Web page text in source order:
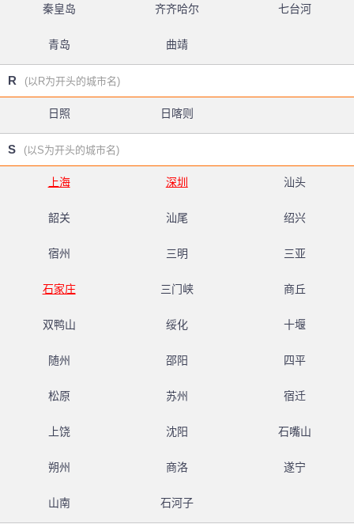
秦皇岛 齐齐哈尔 七台河
青岛 曲靖
R (以R为开头的城市名)
日照 日喀则
S (以S为开头的城市名)
上海 深圳 汕头
韶关 汕尾 绍兴
宿州 三明 三亚
石家庄 三门峡 商丘
双鸭山 绥化 十堰
随州 邵阳 四平
松原 苏州 宿迁
上饶 沈阳 石嘴山
朔州 商洛 遂宁
山南 石河子